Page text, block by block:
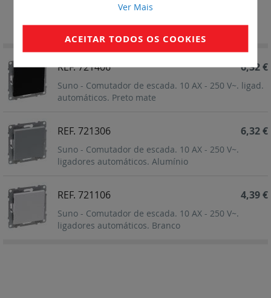
Ordenação
REF. 721406
Suno - Comutador de escada. 10 AX - 250 V~. ligad.
automáticos. Preto mate
6,32 €
REF. 721306
Suno - Comutador de escada. 10 AX - 250 V~.
ligadores automáticos. Alumínio
6,32 €
REF. 721106
Suno - Comutador de escada. 10 AX - 250 V~.
ligadores automáticos. Branco
4,39 €
Ver Mais
ACEITAR TODOS OS COOKIES